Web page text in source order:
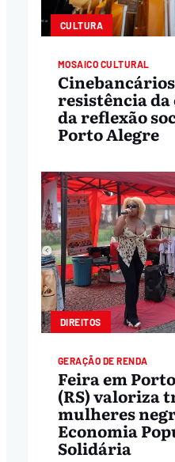
CULTURA
MOSAICO CULTURAL
resistência
da reflexão
Porto Alegre
DIREITOS
GERAÇÃO DE RENDA
Feira em
(RS) valoriza
mulheres
Economia
Solidária